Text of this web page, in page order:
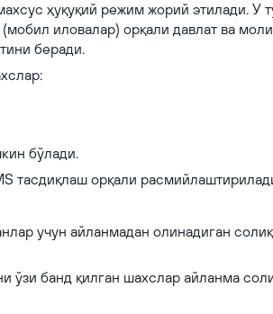
ҳуқуқий режим жорий этилади. У
иловалар) орқали давлат ва
беради.
бўлади.
тасдиқлаш орқали
учун айланмадан олинадиган
ўзи банд қилган шахслар айланма